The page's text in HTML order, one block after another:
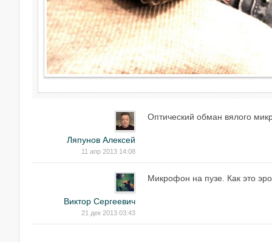
Ляпунов Алексей
11 апр 2013 14:08
Оптический обман вялого
Виктор Сергеевич
21 дек 2013 03:43
Микрофон на пузе. Как это